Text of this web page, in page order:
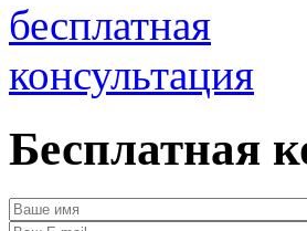
бесплатная
консультация
Бесплатная